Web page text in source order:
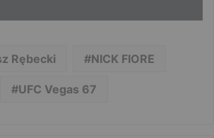
Rębecki NICK FIORE
UFC Vegas 67